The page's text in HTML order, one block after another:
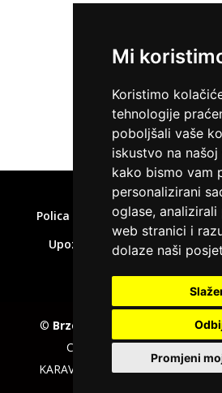
Mi
Koristimo
tehnologije
poboljšali vaše
iskustvo na
kako bismo vam
personalizirani
oglase,
web stranici i
dolaze naši
Promjeni
ZATRAŽI
Home»Brze
Polica privatnosti Uvjeti
Upozorenje o rizicima
Kontakt
© Brzepozajmice.com
EU VAT
Company :KD CAPITAL LTD
KARAVELOV 2, ZipCode : 4000,